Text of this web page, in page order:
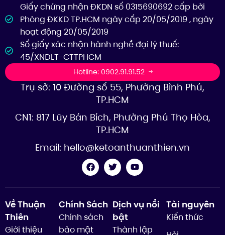
Giấy chứng nhận ĐKDN số 0315690692 cấp bởi
Phòng ĐKKD TP.HCM ngày cấp 20/05/2019 , ngày
hoạt động 20/05/2019
Số giấy xác nhận hành nghề đại lý thuế:
45/XNĐLT-CTTPHCM
Hotline: 0902.91.91.52
Trụ sở: 10 Đường số 55, Phường Bình Phú,
TP.HCM
CN1: 817 Lũy Bán Bích, Phường Phú Thọ Hòa,
TP.HCM
Email: hello@ketoanthuanthien.vn
Về Thuận
Thiên
Giới thiệu
Chính Sách
Chính sách
bảo mật
Dịch vụ nổi
bật
Thành lập
Tài nguyên
Kiến thức